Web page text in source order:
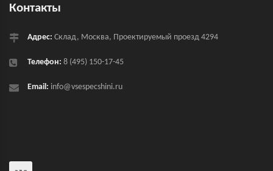
Контакты
Адрес: Склад, Москва, Проектируемый проезд 4294
Телефон: 8 (495) 150-17-45
Email: info@vsespecshini.ru